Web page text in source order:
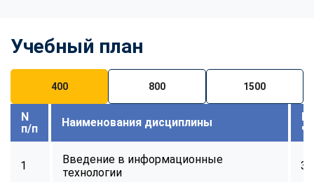
Учебный план
400 800 1500
N
п/п
Наименования дисциплины
1
Введение в информационные
технологии
32